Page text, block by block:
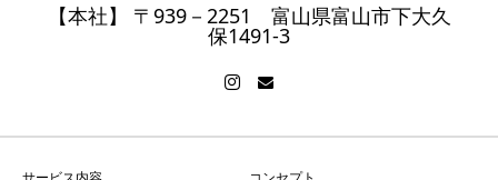
【本社】 〒939－2251 富山県富山市下大久
保1491-3